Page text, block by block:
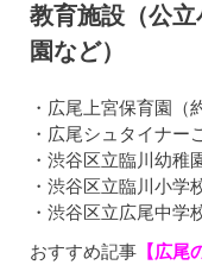
教育施設（公
園など）
・広尾上宮保育園（
・広尾シュタイナー
・渋谷区立臨川幼稚
・渋谷区立臨川小学
・渋谷区立広尾中学
おすすめ記事 【広